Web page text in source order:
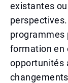
existantes
programmes
formation en
opportunités